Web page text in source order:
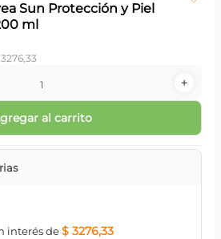
Sun Protección y Piel
ml
3276,33
＋
al carrito
interésde$ 3276,33